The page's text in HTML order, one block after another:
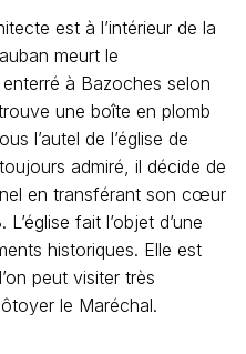
est à l’intérieur de la
meurt le
à Bazoches selon
une boîte en plomb
l’autel de l’église de
admiré, il décide de
en transférant son cœur
fait l’objet d’une
historiques. Elle est
peut visiter très
le Maréchal.